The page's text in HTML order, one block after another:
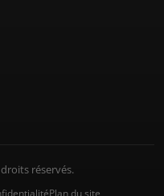
réservés.
Plan du site